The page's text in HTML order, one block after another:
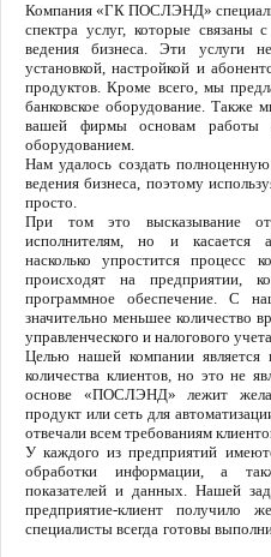
Компания «ГК ПОСЛЭНД»
спектра услуг, которые связаны
ведения бизнеса. Эти услуги
установкой, настройкой и
продуктов. Кроме всего, мы
банковское оборудование. Также
вашей фирмы основам работы
оборудованием.
Нам удалось создать
ведения бизнеса, поэтому
просто.
При том это высказывание
исполнителям, но и касается
насколько упростится процесс
происходят на предприятии,
программное обеспечение. С
значительно меньшее количество
управленческого и налогового
Целью нашей компании является
количества клиентов, но это не
основе «ПОСЛЭНД» лежит
продукт или сеть для
отвечали всем требованиям
У каждого из предприятий
обработки информации, а
показателей и данных. Нашей
предприятие-клиент
специалисты всегда готовы